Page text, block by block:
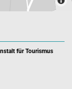
für Tourismus